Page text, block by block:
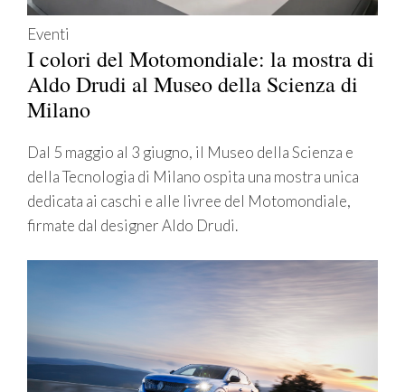
Eventi
I colori del Motomondiale: la mostra di
Aldo Drudi al Museo della Scienza di
Milano
Dal 5 maggio al 3 giugno, il Museo della Scienza e
della Tecnologia di Milano ospita una mostra unica
dedicata ai caschi e alle livree del Motomondiale,
firmate dal designer Aldo Drudi.